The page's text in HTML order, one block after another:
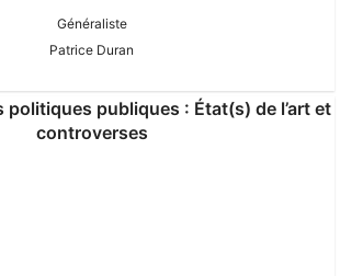
Généraliste
Patrice Duran